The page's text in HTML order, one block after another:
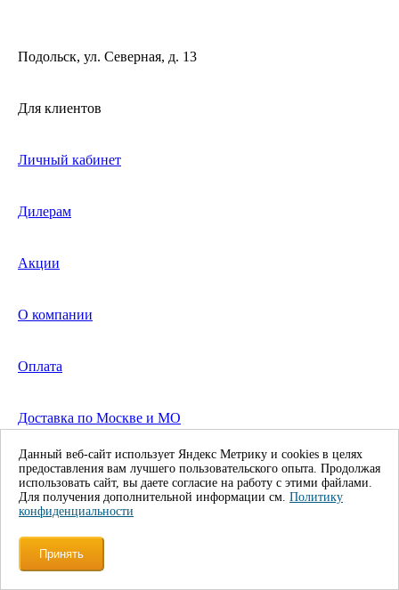
Подольск, ул. Северная, д. 13
Для клиентов
Личный кабинет
Дилерам
Акции
О компании
Оплата
Доставка по Москве и МО
Доставка в регионы
Контакты
Услуги
Данный веб-сайт использует Яндекс Метрику и cookies в целях
предоставления вам лучшего пользовательского опыта. Продолжая
использовать сайт, вы даете согласие на работу с этими файлами.
Для получения дополнительной информации см. Политику
конфиденциальности
Принять